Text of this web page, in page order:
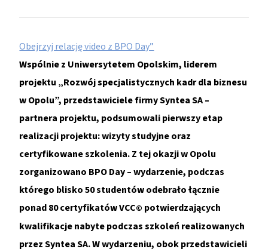
Obejrzyj relację video z BPO Day”
Wspólnie z Uniwersytetem Opolskim, liderem
projektu „Rozwój specjalistycznych kadr dla biznesu
w Opolu”, przedstawiciele firmy Syntea SA –
partnera projektu, podsumowali pierwszy etap
realizacji projektu: wizyty studyjne oraz
certyfikowane szkolenia. Z tej okazji w Opolu
zorganizowano BPO Day – wydarzenie, podczas
którego blisko 50 studentów odebrało łącznie
ponad 80 certyfikatów VCC© potwierdzających
kwalifikacje nabyte podczas szkoleń realizowanych
przez Syntea SA. W wydarzeniu, obok przedstawicieli